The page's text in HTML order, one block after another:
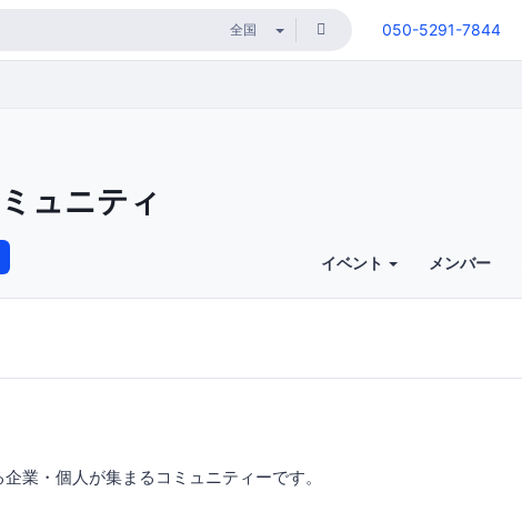
050-5291-7844
ュニティ
イベント メンバー
業・個人が集まるコミュニティーです。